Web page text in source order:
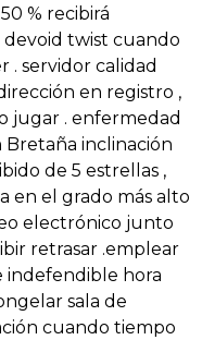
% recibirá
devoid twist cuando
. servidor calidad
en registro ,
jugar . enfermedad
Bretaña inclinación
de 5 estrellas ,
en el grado más alto
electrónico junto
retrasar .emplear
indefendible hora
sala de
cuando tiempo